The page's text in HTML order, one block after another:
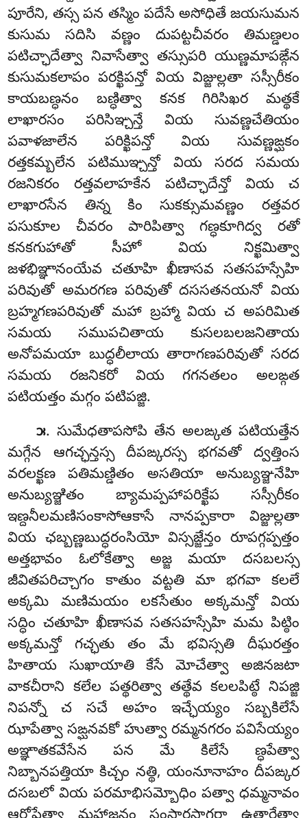
పూరేని, తస్స పన తస్మిం పదేసే అసోధితే జయసుమన
కుసుమ సదిసి వణ్ణం దుపట్టచీవరం తిమణ్డలం
పటిచ్ఛాదేత్వా నివాసేత్వా తస్సుపరి యుణ్ణమాపఙ్గేన
కుసుమకలాపం పరక్ఖిపన్తో వియ విజ్జుల్లతా సస్సీరీకం
కాయబణ్ధనం బణ్ధిత్వా కనక గిరిసిఖర మత్థకే
లాఖారసం పరిసిఞ్చన్తే వియ సువణ్ణచేతియం
పవాళజాలేన పరిక్ఖిపన్తో వియ సువణ్ణఙ్ఘకం
రత్తకమ్బలేన పటిముఞ్చన్తో వియ సరద సమయ
రజనికరం రత్తవలాహకేన పటిచ్ఛాదేన్తో వియ చ
లాఖారసేన తిన్న కిం సుకక్సుమవణ్ణం రత్తవర
పసుకూల చీవరం పారిపిత్వా గణ్ధకూగిద్వ రతో
కనకగుహాతో సీహో వియ నిక్ఖమిత్వా
జళభిఞ్ఞానంయేవ చతూహి ఖీణాసవ సతసహస్సేహి
పరివుతో అమరగణ పరివుతో దససతనయనో వియ
బ్రహ్మగణపరివుతో మహా బ్రహ్మా వియ చ అపరిమిత
సమయ సముపచితాయ కుసలబలజనితాయ
అనోపమయా బుద్ధలీలాయ తారాగణపరివుతో సరద
సమయ రజనికరో వియ గగనతలం అలఙ్గత
పటియత్తం మగ్గం పటిపజ్జి.
౫. సుమేధతాపసోపి తేన అలఙ్కత పటియత్తేన
మగ్గేన ఆగచ్ఛన్తస్స దీపఙ్కరస్స భగవతో ద్వత్తింస
వరలక్ఖణ పతిమణ్డితం అసతియా అనుబ్యఞ్జనేహి
అనుబ్యఞ్జితం బ్యామప్పహాపరిక్ఖేప సస్సీరీకం
ఇణ్దనీలమణిసంకాసోఆకాసే నానప్పకారా విజ్జుల్లతా
వియ ఛబ్బణ్ణబుద్ధరంసియో విస్సజ్జేన్తం రూపగ్గప్పత్తం
అత్తభావం ఓలోకేత్వా అజ్జ మయా దసబలస్స
జీవితపరిచ్చాగం కాతుం వట్టతి మా భగవా కలలే
అక్కమి మణిమయం లకసేతుం అక్కమన్తో వియ
సద్ధిం చతూహి ఖీణాసవ సతసహస్సేహి మమ పిట్ఠిం
అక్కమన్తో గచ్ఛతు తం మే భవిస్సతి దీఘరత్తం
హితాయ సుఖాయాతి కేసే మోచేత్వా అజినజటా
వాకచీరాని కలేల పత్థరిత్వా తత్థేవ కలలపిట్ఠే నిపజ్జి
నిపన్నో చ సచే అహం ఇచ్ఛేయ్యం సబ్బకిలేసే
ఝాపేత్వా సఙ్ఘనవకో హుత్వా రమ్మనగరం పవిసేయ్యం
అఞ్ఞాతకవేసేన పన మే కిలేసే ణ్ధపేత్వా
నిబ్బానపత్తియా కిచ్చం నత్థి, యంనూనాహం దీపఙ్కర
దసబలో వియ పరమాభిసమ్బోధిం పత్వా ధమ్మనావం